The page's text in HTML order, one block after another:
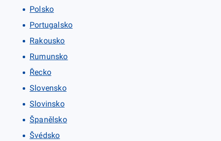
Polsko
Portugalsko
Rakousko
Rumunsko
Řecko
Slovensko
Slovinsko
Španělsko
Švédsko